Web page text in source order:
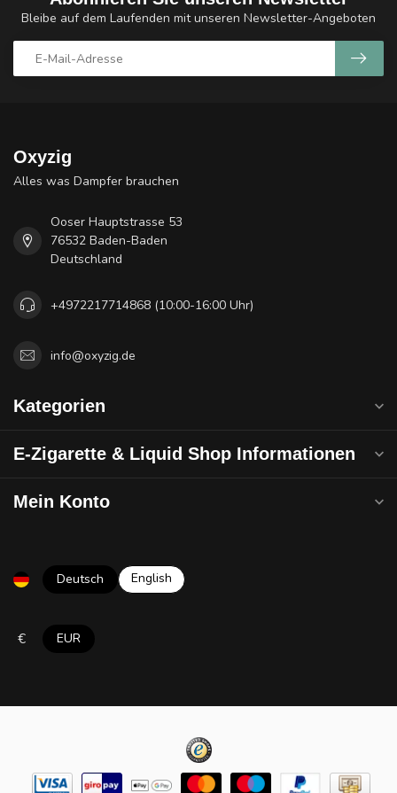
Bleibe auf dem Laufenden mit unseren Newsletter-Angeboten
Oxyzig
Alles was Dampfer brauchen
Ooser Hauptstrasse 53
76532 Baden-Baden
Deutschland
+4972217714868 (10:00-16:00 Uhr)
info@oxyzig.de
Kategorien
E-Zigarette & Liquid Shop Informationen
Mein Konto
Deutsch English
€ EUR